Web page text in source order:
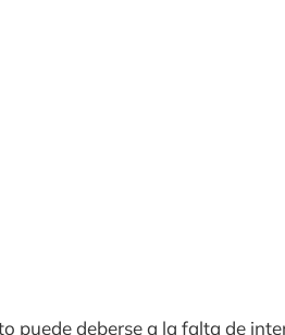
puede deberse a la falta de